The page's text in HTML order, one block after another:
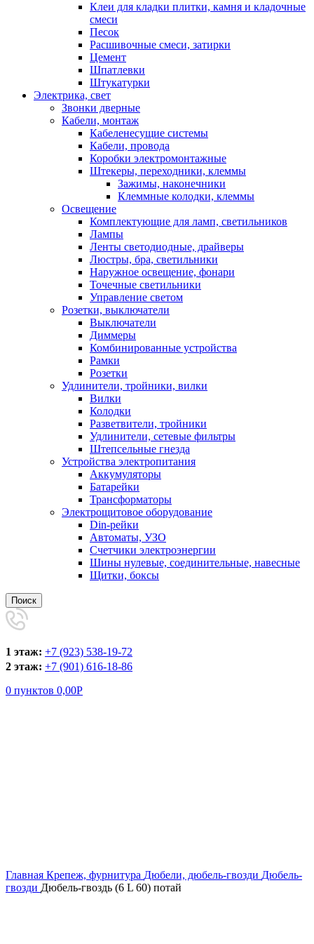
Клеи для кладки плитки, камня и кладочные
смеси
Песок
Расшивочные смеси, затирки
Цемент
Шпатлевки
Штукатурки
Электрика, свет
Звонки дверные
Кабели, монтаж
Кабеленесущие системы
Кабели, провода
Коробки электромонтажные
Штекеры, переходники, клеммы
Зажимы, наконечники
Клеммные колодки, клеммы
Освещение
Комплектующие для ламп, светильников
Лампы
Ленты светодиодные, драйверы
Люстры, бра, светильники
Наружное освещение, фонари
Точечные светильники
Управление светом
Розетки, выключатели
Выключатели
Диммеры
Комбинированные устройства
Рамки
Розетки
Удлинители, тройники, вилки
Вилки
Колодки
Разветвители, тройники
Удлинители, сетевые фильтры
Штепсельные гнезда
Устройства электропитания
Аккумуляторы
Батарейки
Трансформаторы
Электрощитовое оборудование
Din-рейки
Автоматы, УЗО
Счетчики электроэнергии
Шины нулевые, соединительные, навесные
Щитки, боксы
Поиск
1 этаж: +7 (923) 538-19-72
2 этаж: +7 (901) 616-18-86
0 пунктов 0,00Р
Главная Крепеж, фурнитура Дюбели, дюбель-гвозди Дюбель-
гвозди Дюбель-гвоздь (6 L 60) потай